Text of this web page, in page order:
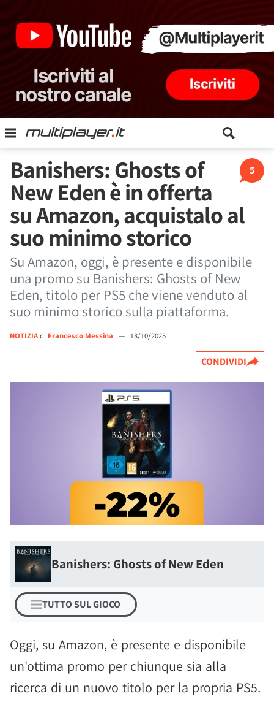
5
Banishers: Ghosts of
New Eden è in offerta
su Amazon, acquistalo al
suo minimo storico
Su Amazon, oggi, è presente e disponibile
una promo su Banishers: Ghosts of New
Eden, titolo per PS5 che viene venduto al
suo minimo storico sulla piattaforma.
NOTIZIAdi Francesco Messina — 13/10/2025
CONDIVIDI
Banishers: Ghosts of New Eden
TUTTO SUL GIOCO
Oggi, su Amazon, è presente e disponibile
un'ottima promo per chiunque sia alla
ricerca di un nuovo titolo per la propria PS5.